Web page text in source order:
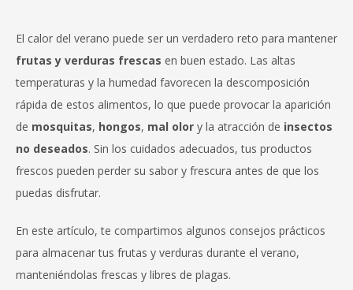
El calor del verano puede ser un verdadero reto para mantener
frutas y verduras frescas en buen estado. Las altas
temperaturas y la humedad favorecen la descomposición
rápida de estos alimentos, lo que puede provocar la aparición
de mosquitas, hongos, mal olor y la atracción de insectos
no deseados. Sin los cuidados adecuados, tus productos
frescos pueden perder su sabor y frescura antes de que los
puedas disfrutar.
En este artículo, te compartimos algunos consejos prácticos
para almacenar tus frutas y verduras durante el verano,
manteniéndolas frescas y libres de plagas.